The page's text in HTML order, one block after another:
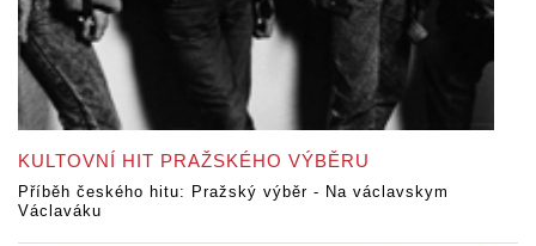
KULTOVNÍ HIT PRAŽSKÉHO VÝBĚRU
Příběh českého hitu: Pražský výběr - Na václavskym
Václaváku